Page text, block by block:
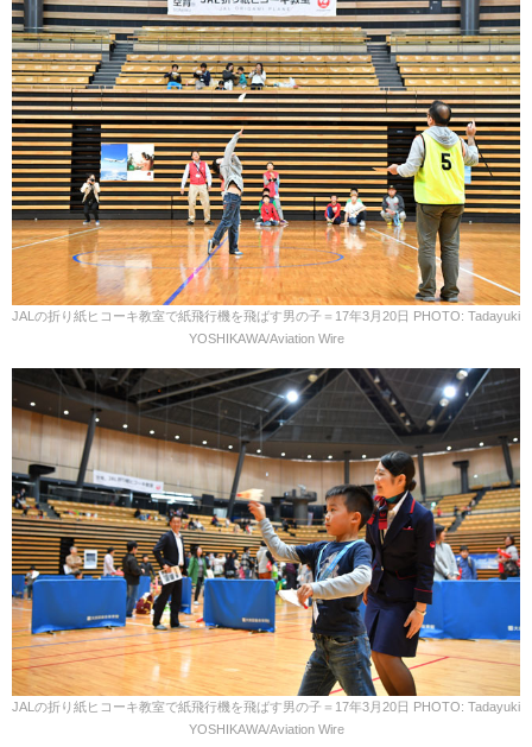
JALの折り紙ヒコーキ教室で紙飛行機を飛ばす男の子＝17年3月20日 PHOTO: Tadayuki
YOSHIKAWA/Aviation Wire
JALの折り紙ヒコーキ教室で紙飛行機を飛ばす男の子＝17年3月20日 PHOTO: Tadayuki
YOSHIKAWA/Aviation Wire